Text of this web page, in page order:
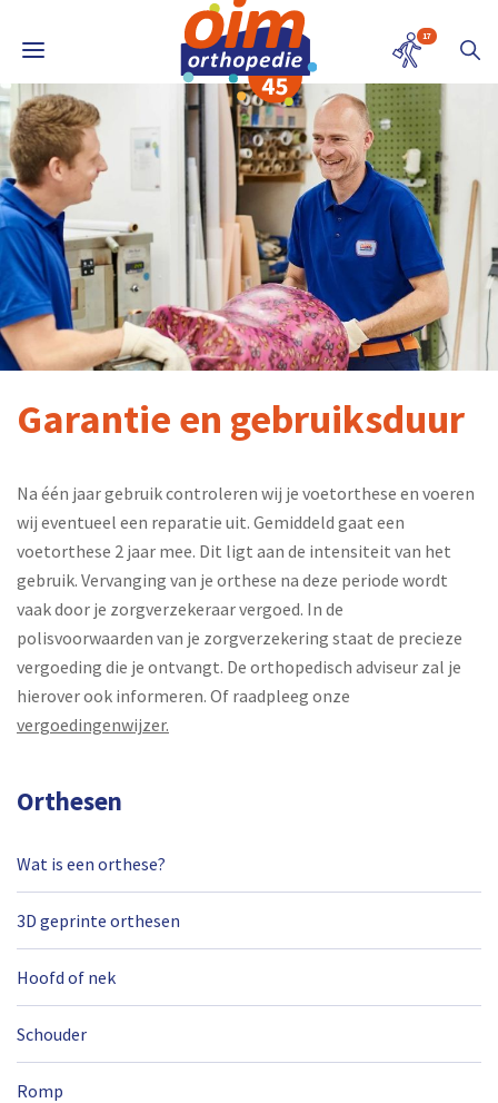
17
Garantie en gebruiksduur
Na één jaar gebruik controleren wij je voetorthese en voeren
wij eventueel een reparatie uit. Gemiddeld gaat een
voetorthese 2 jaar mee. Dit ligt aan de intensiteit van het
gebruik. Vervanging van je orthese na deze periode wordt
vaak door je zorgverzekeraar vergoed. In de
polisvoorwaarden van je zorgverzekering staat de precieze
vergoeding die je ontvangt. De orthopedisch adviseur zal je
hierover ook informeren. Of raadpleeg onze
vergoedingenwijzer.
Orthesen
Wat is een orthese?
3D geprinte orthesen
Hoofd of nek
Schouder
Romp